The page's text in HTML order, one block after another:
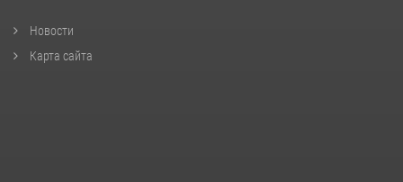
Новости
Карта сайта